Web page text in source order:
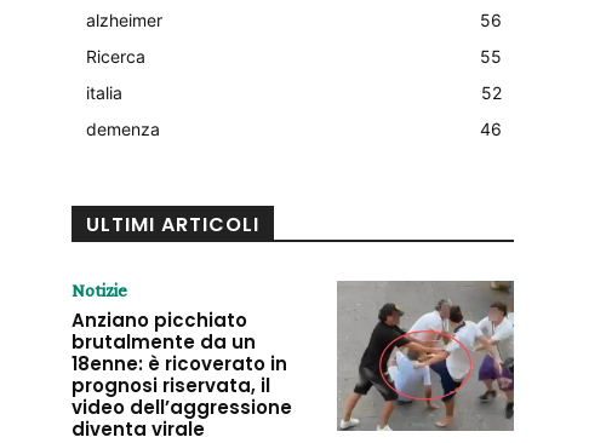
alzheimer
56
Ricerca
55
italia
52
demenza
46
ULTIMI ARTICOLI
Notizie
Anziano picchiato
brutalmente da un
18enne: è ricoverato in
prognosi riservata, il
video dell’aggressione
diventa virale